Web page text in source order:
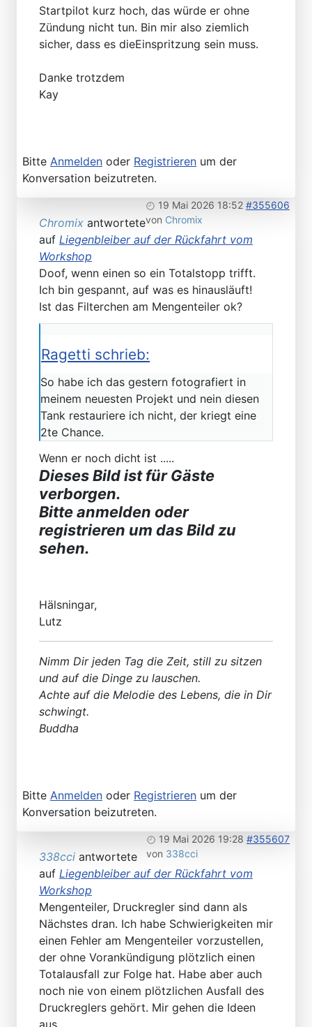
Startpilot kurz hoch, das würde er ohne
Zündung nicht tun. Bin mir also ziemlich
sicher, dass es dieEinspritzung sein muss.
Danke trotzdem
Kay
Bitte Anmelden oder Registrieren um der
Konversation beizutreten.
19 Mai 2026 18:52 #355606
von Chromix
Chromix antwortete
auf Liegenbleiber auf der Rückfahrt vom
Workshop
Doof, wenn einen so ein Totalstopp trifft.
Ich bin gespannt, auf was es hinausläuft!
Ist das Filterchen am Mengenteiler ok?
Ragetti schrieb:
So habe ich das gestern fotografiert in
meinem neuesten Projekt und nein diesen
Tank restauriere ich nicht, der kriegt eine
2te Chance.
Wenn er noch dicht ist .....
Dieses Bild ist für Gäste
verborgen.
Bitte anmelden oder
registrieren um das Bild zu
sehen.
Hälsningar,
Lutz
Nimm Dir jeden Tag die Zeit, still zu sitzen
und auf die Dinge zu lauschen.
Achte auf die Melodie des Lebens, die in Dir
schwingt.
Buddha
Bitte Anmelden oder Registrieren um der
Konversation beizutreten.
19 Mai 2026 19:28 #355607
von 338cci
338cci antwortete
auf Liegenbleiber auf der Rückfahrt vom
Workshop
Mengenteiler, Druckregler sind dann als
Nächstes dran. Ich habe Schwierigkeiten mir
einen Fehler am Mengenteiler vorzustellen,
der ohne Vorankündigung plötzlich einen
Totalausfall zur Folge hat. Habe aber auch
noch nie von einem plötzlichen Ausfall des
Druckreglers gehört. Mir gehen die Ideen
aus.